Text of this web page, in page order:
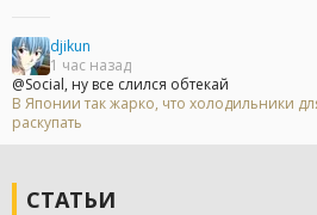
djikun
1 час назад
@Social, ну все слился обтекай
В Японии так жарко, что холодильники
раскупать
СТАТЬИ